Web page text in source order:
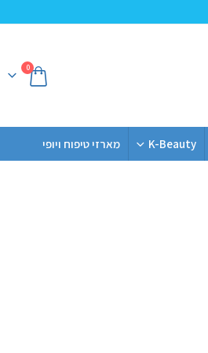
0
K-Beauty מארזי טיפוח ויופי